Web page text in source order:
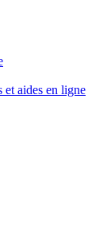
et aides en ligne